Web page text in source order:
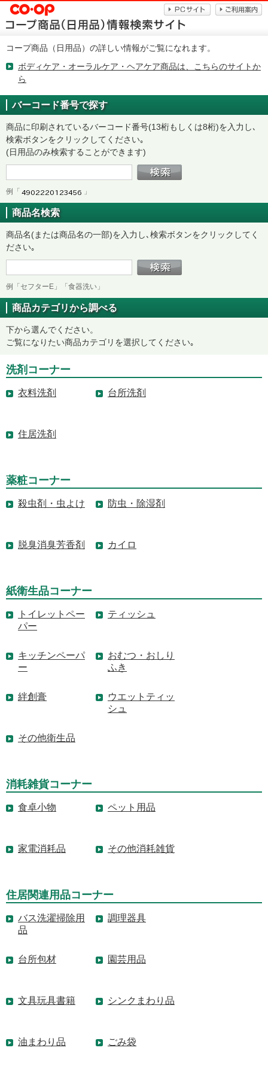
コープ商品（日用品）の詳しい情報がご覧になれます。
ボディケア・オーラルケア・ヘアケア商品は、こちらのサイトか
ら
バーコード番号で探す
商品に印刷されているバーコード番号(13桁もしくは8桁)を入力し､
検索ボタンをクリックしてください｡
(日用品のみ検索することができます)
例「 」
商品名検索
商品名(または商品名の一部)を入力し､検索ボタンをクリックしてく
ださい｡
例「セフターE」「食器洗い」
商品カテゴリから調べる
下から選んでください。
ご覧になりたい商品カテゴリを選択してください｡
洗剤コーナー
衣料洗剤 台所洗剤
住居洗剤
薬粧コーナー
殺虫剤・虫よけ 防虫・除湿剤
脱臭消臭芳香剤 カイロ
紙衛生品コーナー
トイレットペー
パー
ティッシュ
キッチンペーパ
ー
おむつ・おしり
ふき
絆創膏
ウエットティッ
シュ
その他衛生品
消耗雑貨コーナー
食卓小物 ペット用品
家電消耗品 その他消耗雑貨
住居関連用品コーナー
バス洗濯掃除用
品
調理器具
台所包材 園芸用品
文具玩具書籍 シンクまわり品
油まわり品 ごみ袋